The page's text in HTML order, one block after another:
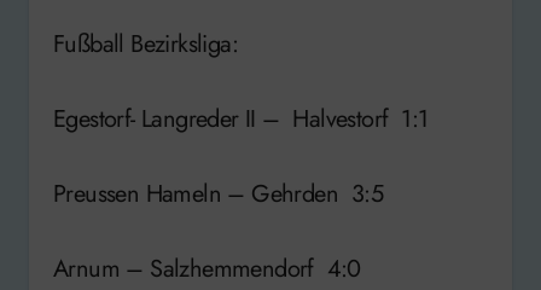
Fußball Bezirksliga:
Egestorf- Langreder II – Halvestorf 1:1
Preussen Hameln – Gehrden 3:5
Arnum – Salzhemmendorf 4:0